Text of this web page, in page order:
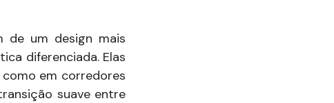
de um design mais
diferenciada. Elas
em corredores
suave entre